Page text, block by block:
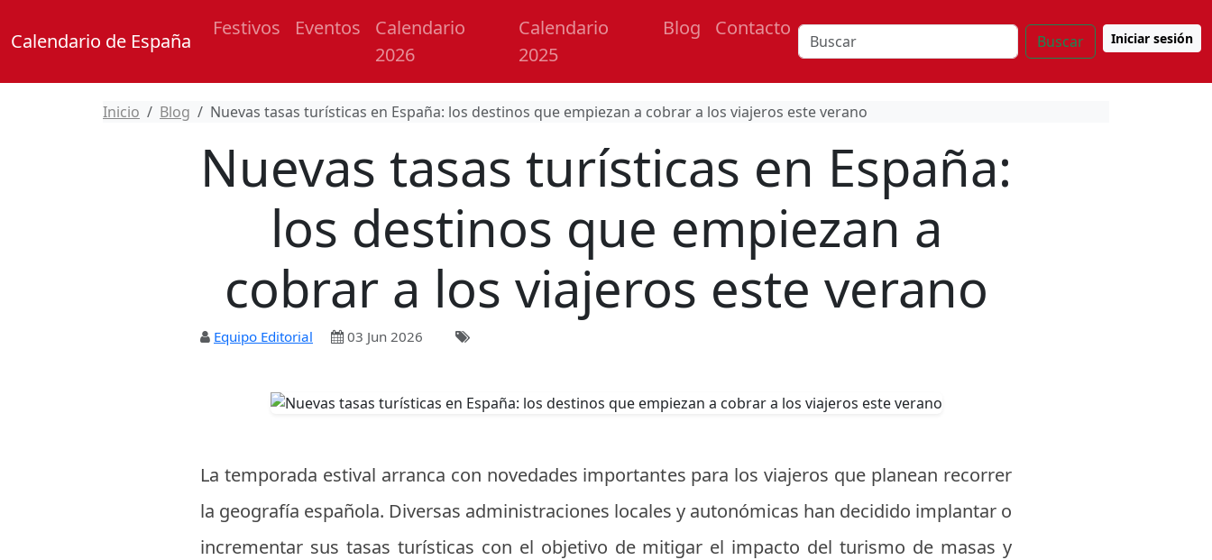
Calendario de España
Festivos Eventos
Calendario
2026
Calendario
2025
Blog Contacto
Buscar Iniciar sesión
Inicio Blog Nuevas tasas turísticas en España: los destinos que empiezan a cobrar a los viajeros este verano
Nuevas tasas turísticas en España:
los destinos que empiezan a
cobrar a los viajeros este verano
Equipo Editorial 03 Jun 2026
La temporada estival arranca con novedades importantes para los viajeros que planean recorrer
la geografía española. Diversas administraciones locales y autonómicas han decidido implantar o
incrementar sus tasas turísticas con el objetivo de mitigar el impacto del turismo de masas y